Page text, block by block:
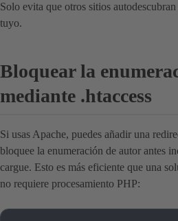
Solo evita que otros sitios
tuyo.
Bloquear la
mediante .htaccess
Si usas Apache, puedes añadir una
bloquee la enumeración de autor antes
cargue. Esto es más eficiente que una
no requiere procesamiento PHP: